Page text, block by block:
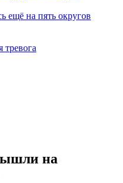
ещё на пять округов
тревога
на